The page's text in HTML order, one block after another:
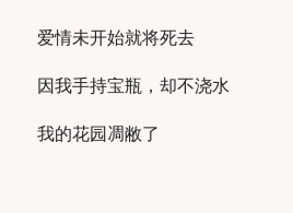
爱情未开始就将死去
因我手持宝瓶，却不浇水
我的花园凋敝了